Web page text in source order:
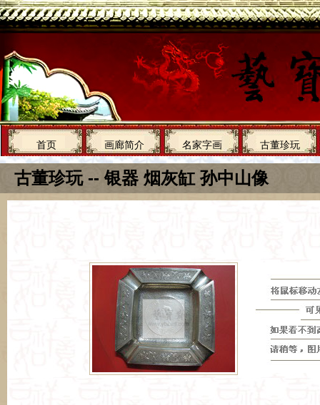
首页 画廊简介 名家字画 古董珍玩
古董珍玩 -- 银器 烟灰缸 孙中山像